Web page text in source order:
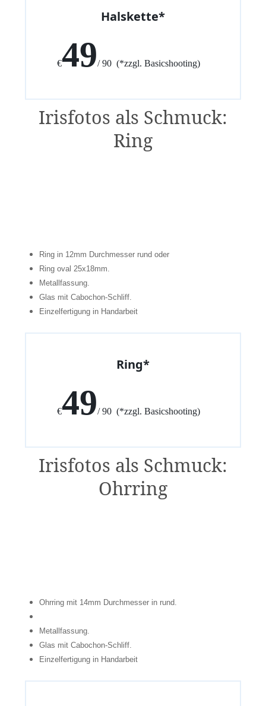
Halskette*
€49/ 90 (*zzgl. Basicshooting)
Irisfotos als Schmuck:
Ring
Ring in 12mm Durchmesser rund oder
Ring oval 25x18mm.
Metallfassung.
Glas mit Cabochon-Schliff.
Einzelfertigung in Handarbeit
Ring*
€49/ 90 (*zzgl. Basicshooting)
Irisfotos als Schmuck:
Ohrring
Ohrring mit 14mm Durchmesser in rund.
Metallfassung.
Glas mit Cabochon-Schliff.
Einzelfertigung in Handarbeit